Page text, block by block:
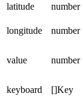
latitude
number
longitude
number
value number
keyboard []Key